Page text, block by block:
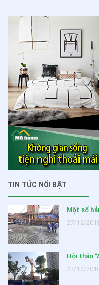
TIN TỨC NỔI BẬT
Một số
27/12/
Hội thảo
27/12/